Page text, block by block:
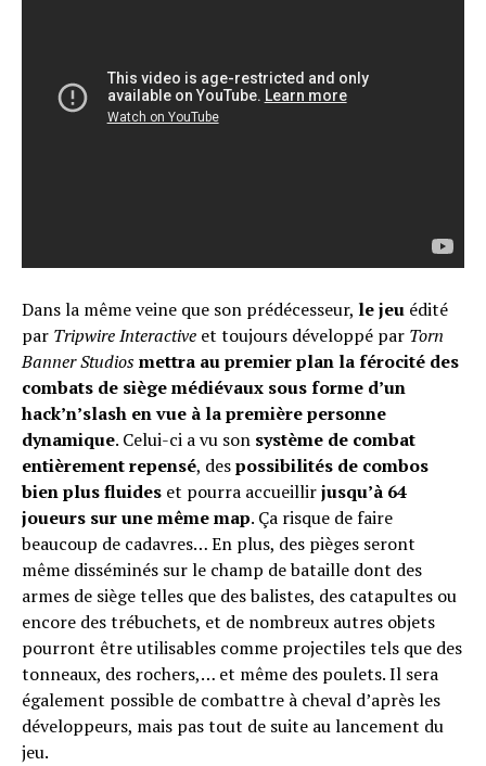
Dans la même veine que son prédécesseur, le jeu édité
par Tripwire Interactive et toujours développé par Torn
Banner Studiosmettra au premier plan la férocité des
combats de siège médiévaux sous forme d’un
hack’n’slash en vue à la première personne
dynamique. Celui-ci a vu son système de combat
entièrement repensé, despossibilités de combos
bien plus fluides et pourra accueillirjusqu’à 64
joueurs sur une même map. Ça risque de faire
beaucoup de cadavres… En plus, des pièges seront
même disséminés sur le champ de bataille dont des
armes de siège telles que des balistes, des catapultes ou
encore des trébuchets, et de nombreux autres objets
pourront être utilisables comme projectiles tels que des
tonneaux, des rochers,… et même des poulets. Il sera
également possible de combattre à cheval d’après les
développeurs, mais pas tout de suite au lancement du
jeu.